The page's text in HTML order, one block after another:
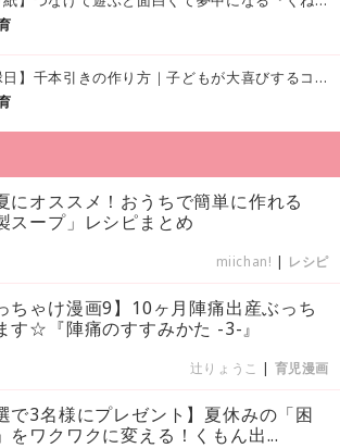
【おうち縁日】千本引きの作り方｜子どもが大喜びするコツやアイデア♪
にオススメ！おうちで簡単に作れる
スープ」レシピまとめ
miichan! | レシピ
ちゃけ漫画9】10ヶ月陣痛出産ぶっち
す☆『陣痛のすすみかた -3-』
辻りょうこ | 育児漫画
で3名様にプレゼント】夏休みの「困
をワクワクに変える！くもん出...